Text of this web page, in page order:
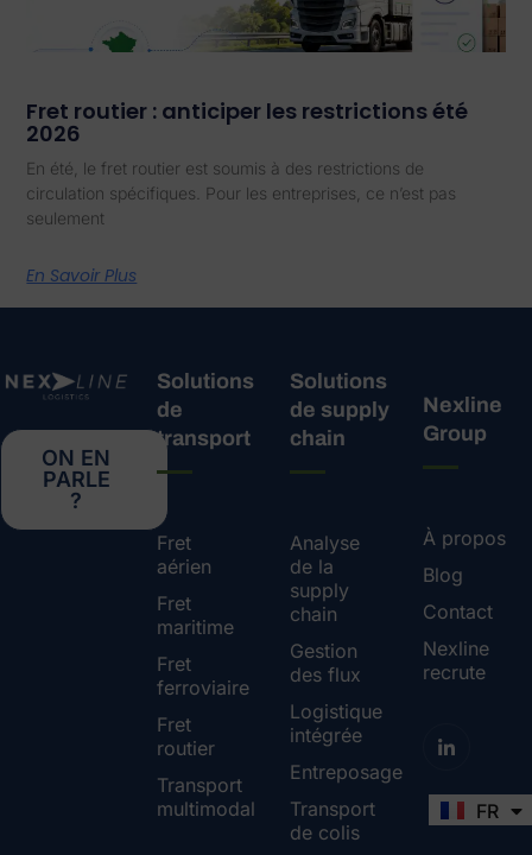
Fret routier : anticiper les restrictions été
2026
En été, le fret routier est soumis à des restrictions de
circulation spécifiques. Pour les entreprises, ce n’est pas
seulement
En Savoir Plus
ON EN
PARLE
?
Solutions
de
transport
Fret
aérien
Fret
maritime
Fret
ferroviaire
Fret
routier
Transport
multimodal
Solutions
de supply
chain
Analyse
de la
supply
chain
Gestion
des flux
Logistique
intégrée
Entreposage
Transport
de colis
Nexline
Group
À propos
Blog
Contact
Nexline
recrute
FR
EN